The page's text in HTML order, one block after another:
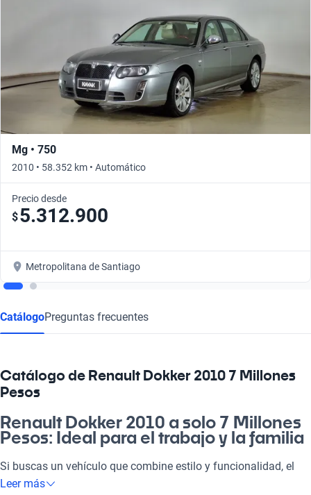
Mg • 750
2010 • 58.352 km • Automático
Precio desde
$5.312.900
Metropolitana de Santiago
CatálogoPreguntas frecuentes
Catálogo de Renault Dokker 2010 7 Millones
Pesos
Renault Dokker 2010 a solo 7 Millones
Pesos: Ideal para el trabajo y la familia
Si buscas un vehículo que combine estilo y funcionalidad, el
Renault Dokker 2010 es lo que necesitas. Este auto está
Leer más